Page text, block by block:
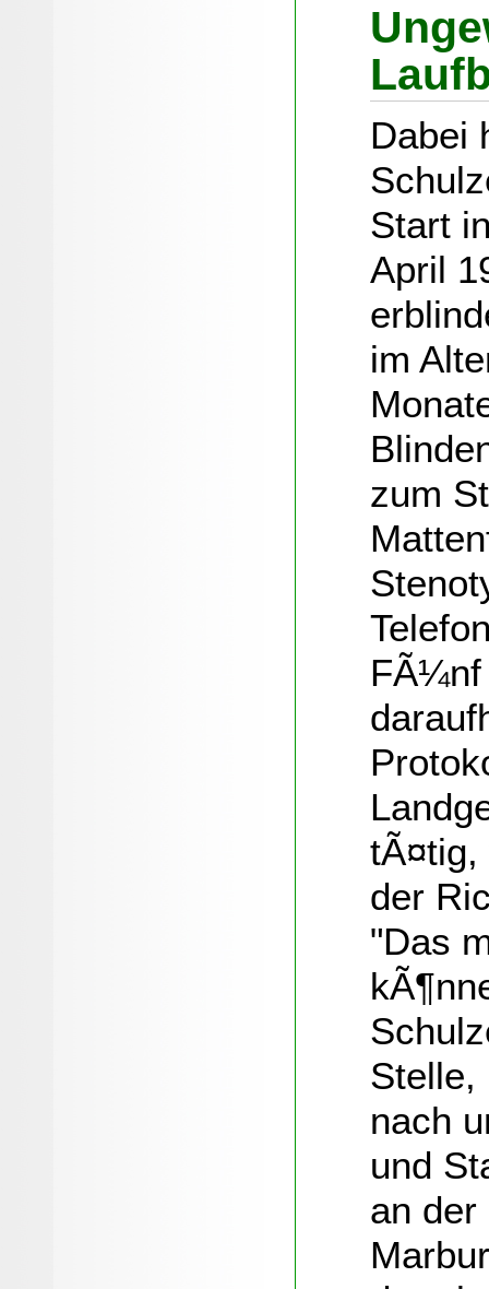
Dabei
Start
April
im
zum
FÃ¼nf
tÃ¤tig,
der
"Das
Stelle,
nach
und
an der